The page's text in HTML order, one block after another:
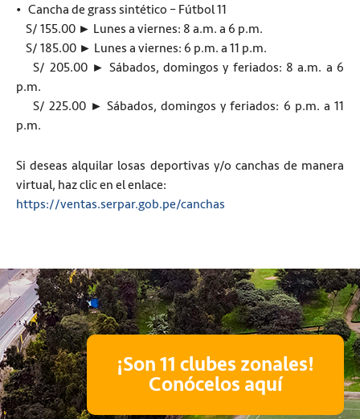
• Cancha de grass sintético – Fútbol 11
S/ 155.00 ► Lunes a viernes: 8 a.m. a 6 p.m.
S/ 185.00 ► Lunes a viernes: 6 p.m. a 11 p.m.
S/ 205.00 ► Sábados, domingos y feriados: 8 a.m. a 6
p.m.
S/ 225.00 ► Sábados, domingos y feriados: 6 p.m. a 11
p.m.
Si deseas alquilar losas deportivas y/o canchas de manera
virtual, haz clic en el enlace:
https://ventas.serpar.gob.pe/canchas
¡Son 11 clubes zonales!
Conócelos aquí